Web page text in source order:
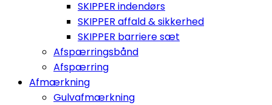
SKIPPER indendørs
SKIPPER affald & sikkerhed
SKIPPER barriere sæt
Afspærringsbånd
Afspærring
Afmærkning
Gulvafmærkning